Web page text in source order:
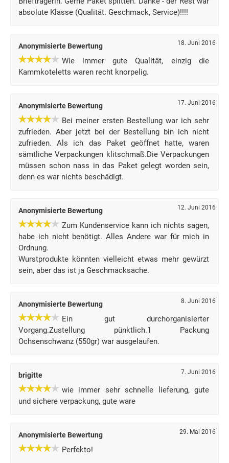
absolute Klasse (Qualität. Geschmack, Service)!!!!
Anonymisierte Bewertung 18. Juni 2016
Wie immer gute Qualität, einzig die
Kammkoteletts waren recht knorpelig.
Anonymisierte Bewertung 17. Juni 2016
Bei meiner ersten Bestellung war ich sehr
zufrieden. Aber jetzt bei der Bestellung bin ich nicht
zufrieden. Als ich das Paket geöffnet hatte, waren
sämtliche Verpackungen klitschmaß.Die Verpackungen
müssen schon nass in das Paket gelegt worden sein,
denn es war nichts beschädigt.
Anonymisierte Bewertung 12. Juni 2016
Zum Kundenservice kann ich nichts sagen,
habe ich nicht benötigt. Alles Andere war für mich in
Ordnung.
Wurstprodukte könnten vielleicht etwas mehr gewürzt
sein, aber das ist ja Geschmacksache.
Anonymisierte Bewertung 8. Juni 2016
Ein gut durchorganisierter
Vorgang.Zustellung pünktlich.1 Packung
Ochsenschwanz (550gr) war ausgelaufen.
brigitte 7. Juni 2016
wie immer sehr schnelle lieferung, gute
und sichere verpackung, gute ware
Anonymisierte Bewertung 29. Mai 2016
Perfekto!